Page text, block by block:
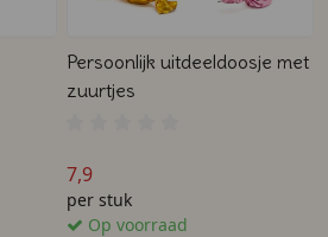
Persoonlijk uitdeeldoosje met
zuurtjes
7,9
per stuk
Op voorraad